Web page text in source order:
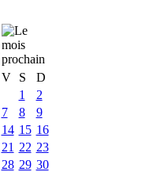
V S
D
1
2
7 8
9
14 15 16
21 22 23
28 29 30